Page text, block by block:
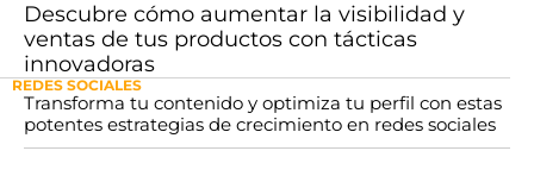
Descubre cómo aumentar la visibilidad y
ventas de tus productos con tácticas
innovadoras
REDES SOCIALES
Transforma tu contenido y optimiza tu perfil con estas
potentes estrategias de crecimiento en redes sociales